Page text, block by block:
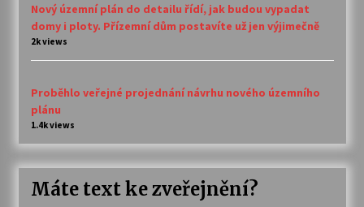
Nový územní plán do detailu řídí, jak budou vypadat
domy i ploty. Přízemní dům postavíte už jen výjimečně
2k views
Proběhlo veřejné projednání návrhu nového územního
plánu
1.4k views
Máte text ke zveřejnění?